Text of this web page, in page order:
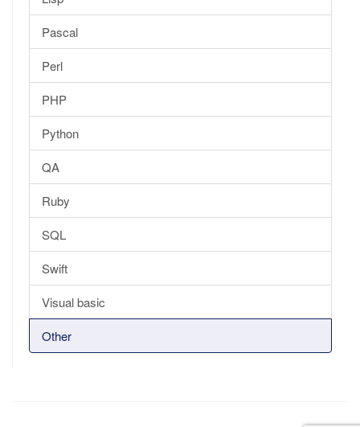
Pascal
Perl
PHP
Python
QA
Ruby
SQL
Swift
Visual basic
Other